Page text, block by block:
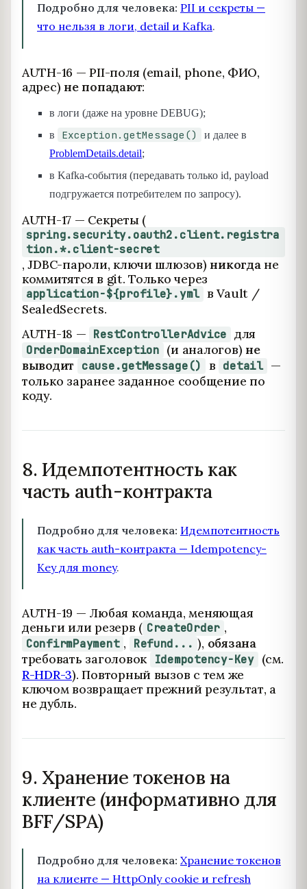
Подробно для человека: PII и секреты —
что нельзя в логи, detail и Kafka.
AUTH-16 — PII-поля (email, phone, ФИО,
адрес) не попадают:
в логи (даже на уровне DEBUG);
в
Exception.getMessage()
и далее в
ProblemDetails.detail;
в Kafka-события (передавать только id, payload
подгружается потребителем по запросу).
AUTH-17 — Секреты (
spring.security.oauth2.client.registra
tion.*.client-secret
, JDBC-пароли, ключи шлюзов) никогдане
коммитятся в git. Только через
application-${profile}.yml в Vault /
SealedSecrets.
AUTH-18 — RestControllerAdvice для
OrderDomainException (и аналогов) не
выводит
cause.getMessage() в detail —
только заранее заданное сообщение по
коду.
8. Идемпотентность как
часть auth-контракта
Подробно для человека: Идемпотентность
как часть auth-контракта — Idempotency-
Key для money.
AUTH-19 — Любая команда, меняющая
деньги или резерв ( CreateOrder ,
ConfirmPayment , Refund... ), обязана
требовать заголовок Idempotency-Key (см.
R-HDR-3). Повторный вызов с тем же
ключом возвращает прежний результат, а
не дубль.
9. Хранение токенов на
клиенте (информативно для
BFF/SPA)
Подробно для человека: Хранение токенов
на клиенте — HttpOnly cookie и refresh